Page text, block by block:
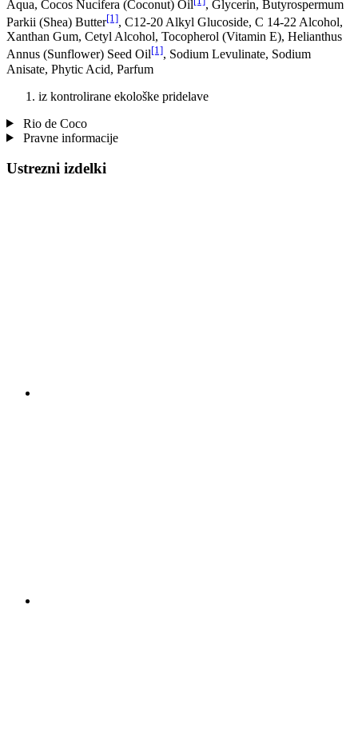
Aqua, Cocos Nucifera (Coconut) Oil
, Glycerin, Butyrospermum
Parkii (Shea) Butter[1], C12-20 Alkyl Glucoside, C 14-22 Alcohol,
Xanthan Gum, Cetyl Alcohol, Tocopherol (Vitamin E), Helianthus
Annus (Sunflower) Seed Oil[1], Sodium Levulinate, Sodium
Anisate, Phytic Acid, Parfum
iz kontrolirane ekološke pridelave
Rio de Coco
Pravne informacije
Ustrezni izdelki